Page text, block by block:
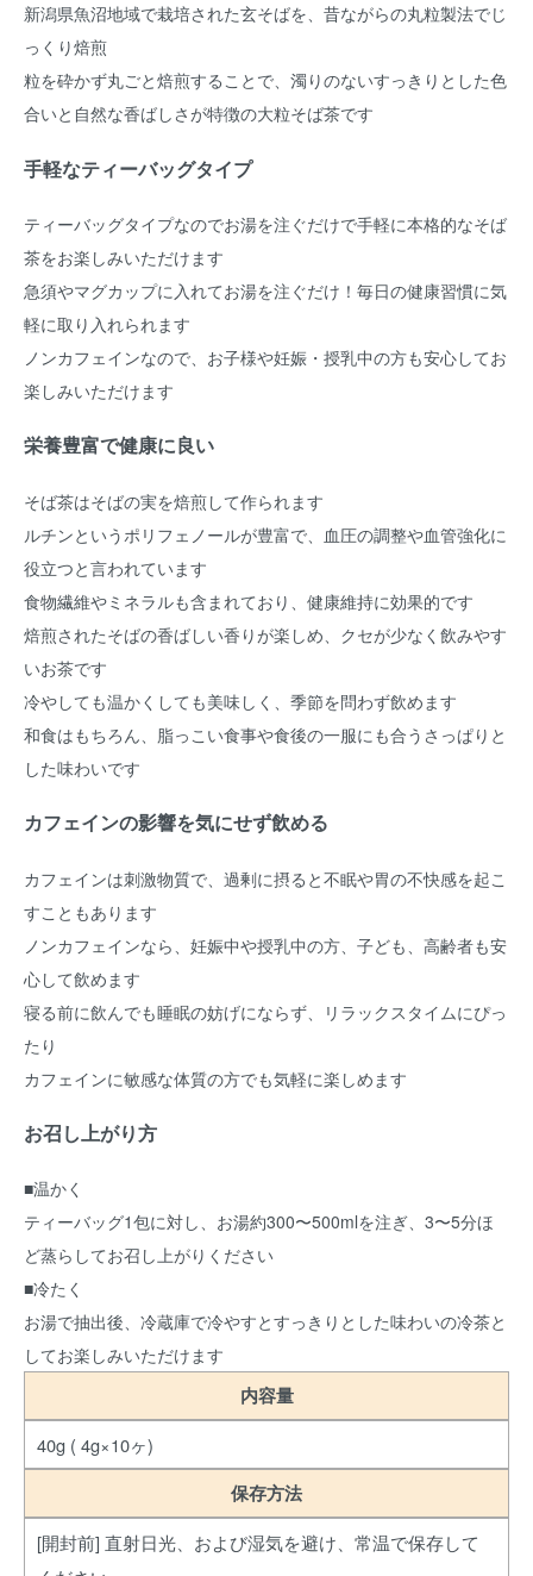
新潟県魚沼地域で栽培された玄そばを、昔ながらの丸粒製法でじ
っくり焙煎
粒を砕かず丸ごと焙煎することで、濁りのないすっきりとした色
合いと自然な香ばしさが特徴の大粒そば茶です
手軽なティーバッグタイプ
ティーバッグタイプなのでお湯を注ぐだけで手軽に本格的なそば
茶をお楽しみいただけます
急須やマグカップに入れてお湯を注ぐだけ！毎日の健康習慣に気
軽に取り入れられます
ノンカフェインなので、お子様や妊娠・授乳中の方も安心してお
楽しみいただけます
栄養豊富で健康に良い
そば茶はそばの実を焙煎して作られます
ルチンというポリフェノールが豊富で、血圧の調整や血管強化に
役立つと言われています
食物繊維やミネラルも含まれており、健康維持に効果的です
焙煎されたそばの香ばしい香りが楽しめ、クセが少なく飲みやす
いお茶です
冷やしても温かくしても美味しく、季節を問わず飲めます
和食はもちろん、脂っこい食事や食後の一服にも合うさっぱりと
した味わいです
カフェインの影響を気にせず飲める
カフェインは刺激物質で、過剰に摂ると不眠や胃の不快感を起こ
すこともあります
ノンカフェインなら、妊娠中や授乳中の方、子ども、高齢者も安
心して飲めます
寝る前に飲んでも睡眠の妨げにならず、リラックスタイムにぴっ
たり
カフェインに敏感な体質の方でも気軽に楽しめます
お召し上がり方
■温かく
ティーバッグ1包に対し、お湯約300〜500mlを注ぎ、3〜5分ほ
ど蒸らしてお召し上がりください
■冷たく
お湯で抽出後、冷蔵庫で冷やすとすっきりとした味わいの冷茶と
してお楽しみいただけます
内容量
40g ( 4g×10ヶ)
保存方法
[開封前] 直射日光、および湿気を避け、常温で保存して